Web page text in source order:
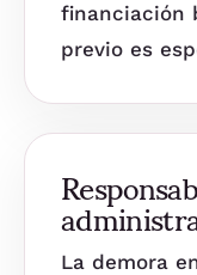
financiación
previo es
La demora